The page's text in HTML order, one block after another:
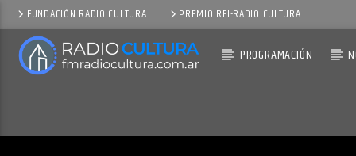
FUNDACIÓN RADIO CULTURA PREMIO RFI-RADIO CULTURA
PROGRAMACIÓN